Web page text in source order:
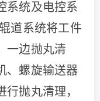
系统及电控系
道系统将工件
一边抛丸清
、螺旋输送器
抛丸清理，